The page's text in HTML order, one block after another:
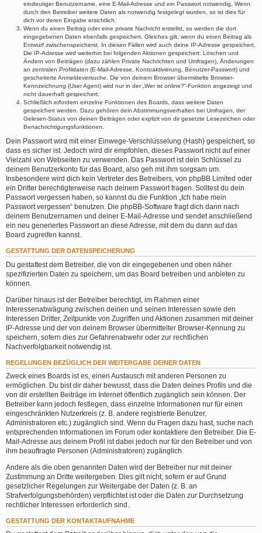
eindeutiger Benutzername, eine E-Mail-Adresse und ein Passwort notwendig. Wenn
durch den Betreiber weitere Daten als notwendig festgelegt wurden, so ist dies für
dich vor deren Eingabe ersichtlich.
Wenn du einen Beitrag oder eine private Nachricht erstellst, so werden die dort
eingegebenen Daten ebenfalls gespeichert. Gleiches gilt, wenn du einen Beitrag als
Entwurf zwischenspeicherst. In diesen Fällen wird auch deine IP-Adresse gespeichert.
Die IP-Adresse wird weiterhin bei folgenden Aktionen gespeichert: Löschen und
Ändern von Beiträgen (dazu zählen Private Nachrichten und Umfragen), Änderungen
an zentralen Profildaten (E-Mail-Adresse, Kontoaktivierung, Benutzer-Passwort) und
gescheiterte Anmeldeversuche. Die von deinem Browser übermittelte Browser-
Kennzeichnung (User Agent) wird nur in der „Wer ist online?“-Funktion angezeigt und
nicht dauerhaft gespeichert.
Schließlich erfordern einzelne Funktionen des Boards, dass weitere Daten
gespeichert werden. Dazu gehören dein Abstimmungsverhalten bei Umfragen, der
Gelesen-Status von deinen Beiträgen oder explizit von dir gesetzte Lesezeichen oder
Benachrichtigungsfunktionen.
Dein Passwort wird mit einer Einwege-Verschlüsselung (Hash) gespeichert, so
dass es sicher ist. Jedoch wird dir empfohlen, dieses Passwort nicht auf einer
Vielzahl von Webseiten zu verwenden. Das Passwort ist dein Schlüssel zu
deinem Benutzerkonto für das Board, also geh mit ihm sorgsam um.
Insbesondere wird dich kein Vertreter des Betreibers, von phpBB Limited oder
ein Dritter berechtigterweise nach deinem Passwort fragen. Solltest du dein
Passwort vergessen haben, so kannst du die Funktion „Ich habe mein
Passwort vergessen“ benutzen. Die phpBB-Software fragt dich dann nach
deinem Benutzernamen und deiner E-Mail-Adresse und sendet anschließend
ein neu generiertes Passwort an diese Adresse, mit dem du dann auf das
Board zugreifen kannst.
GESTATTUNG DER DATENSPEICHERUNG
Du gestattest dem Betreiber, die von dir eingegebenen und oben näher
spezifizierten Daten zu speichern, um das Board betreiben und anbieten zu
können.
Darüber hinaus ist der Betreiber berechtigt, im Rahmen einer
Interessenabwägung zwischen deinen und seinen Interessen sowie den
Interessen Dritter, Zeitpunkte von Zugriffen und Aktionen zusammen mit deiner
IP-Adresse und der von deinem Browser übermittelter Browser-Kennung zu
speichern, sofern dies zur Gefahrenabwehr oder zur rechtlichen
Nachverfolgbarkeit notwendig ist.
REGELUNGEN BEZÜGLICH DER WEITERGABE DEINER DATEN
Zweck eines Boards ist es, einen Austausch mit anderen Personen zu
ermöglichen. Du bist dir daher bewusst, dass die Daten deines Profils und die
von dir erstellten Beiträge im Internet öffentlich zugänglich sein können. Der
Betreiber kann jedoch festlegen, dass einzelne Informationen nur für einen
eingeschränkten Nutzerkreis (z. B. andere registrierte Benutzer,
Administratoren etc.) zugänglich sind. Wenn du Fragen dazu hast, suche nach
entsprechenden Informationen im Forum oder kontaktiere den Betreiber. Die E-
Mail-Adresse aus deinem Profil ist dabei jedoch nur für den Betreiber und von
ihm beauftragte Personen (Administratoren) zugänglich.
Andere als die oben genannten Daten wird der Betreiber nur mit deiner
Zustimmung an Dritte weitergeben. Dies gilt nicht, sofern er auf Grund
gesetzlicher Regelungen zur Weitergabe der Daten (z. B. an
Strafverfolgungsbehörden) verpflichtet ist oder die Daten zur Durchsetzung
rechtlicher Interessen erforderlich sind.
GESTATTUNG DER KONTAKTAUFNAHME